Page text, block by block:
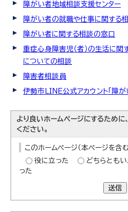
障がい者地域相談支援センター
障がい者の就職や仕事に関する
障がい者に関する相談の窓口
重症心身障害児（者）の生活に関
についての相談
障害者相談員
伊勢市LINE公式アカウント「障が
より良いホームページにするため
ください。
このホームページ（本ページを含
役に立った
どちらとも
った
送信